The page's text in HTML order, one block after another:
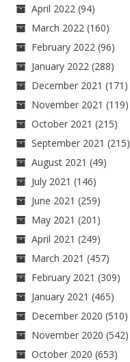
April 2022 (94)
March 2022 (160)
February 2022 (96)
January 2022 (288)
December 2021 (171)
November 2021 (119)
October 2021 (215)
September 2021 (215)
August 2021 (49)
July 2021 (146)
June 2021 (259)
May 2021 (201)
April 2021 (249)
March 2021 (457)
February 2021 (309)
January 2021 (465)
December 2020 (510)
November 2020 (542)
October 2020 (653)